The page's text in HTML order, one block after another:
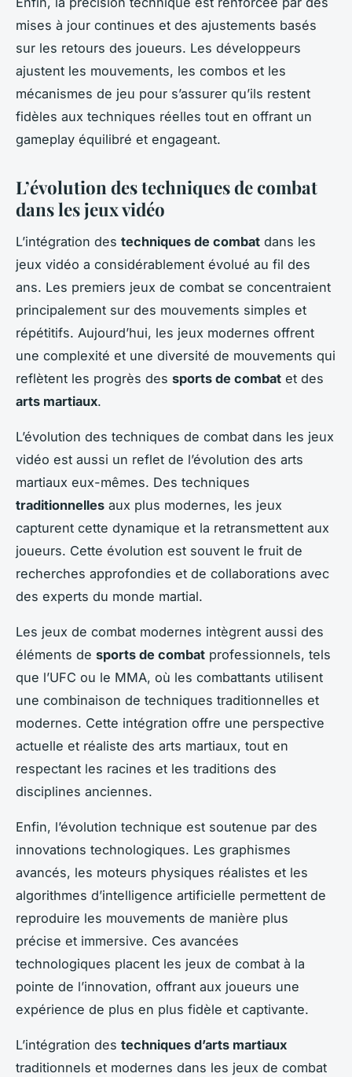
mises à jour continues et des ajustements basés
sur les retours des joueurs. Les développeurs
ajustent les mouvements, les combos et les
mécanismes de jeu pour s’assurer qu’ils restent
fidèles aux techniques réelles tout en offrant un
gameplay équilibré et engageant.
L’évolution des techniques de combat
dans les jeux vidéo
L’intégration des techniques de combat dans les
jeux vidéo a considérablement évolué au fil des
ans. Les premiers jeux de combat se concentraient
principalement sur des mouvements simples et
répétitifs. Aujourd’hui, les jeux modernes offrent
une complexité et une diversité de mouvements qui
reflètent les progrès des sports de combat et des
arts martiaux.
L’évolution des techniques de combat dans les jeux
vidéo est aussi un reflet de l’évolution des arts
martiaux eux-mêmes. Des techniques
traditionnelles aux plus modernes, les jeux
capturent cette dynamique et la retransmettent aux
joueurs. Cette évolution est souvent le fruit de
recherches approfondies et de collaborations avec
des experts du monde martial.
Les jeux de combat modernes intègrent aussi des
éléments de sports de combat professionnels, tels
que l’UFC ou le MMA, où les combattants utilisent
une combinaison de techniques traditionnelles et
modernes. Cette intégration offre une perspective
actuelle et réaliste des arts martiaux, tout en
respectant les racines et les traditions des
disciplines anciennes.
Enfin, l’évolution technique est soutenue par des
innovations technologiques. Les graphismes
avancés, les moteurs physiques réalistes et les
algorithmes d’intelligence artificielle permettent de
reproduire les mouvements de manière plus
précise et immersive. Ces avancées
technologiques placent les jeux de combat à la
pointe de l’innovation, offrant aux joueurs une
expérience de plus en plus fidèle et captivante.
L’intégration des techniques d’arts martiaux
traditionnels et modernes dans les jeux de combat